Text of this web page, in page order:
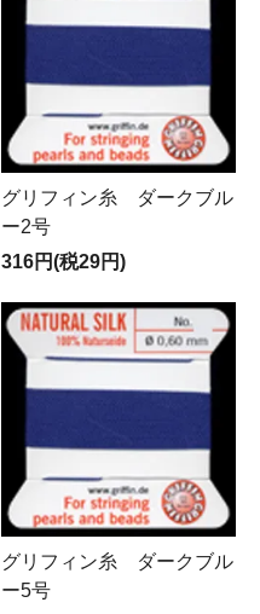
グリフィン糸 ダークブル
ー2号
316円(税29円)
グリフィン糸 ダークブル
ー5号